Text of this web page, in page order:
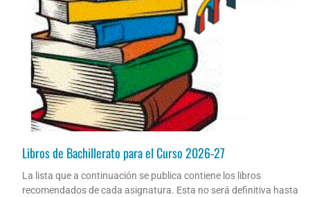
Libros de Bachillerato para el Curso 2026-27
La lista que a continuación se publica contiene los libros
recomendados de cada asignatura. Esta no será definitiva hasta